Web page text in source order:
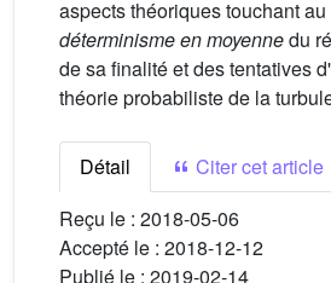
aspects théoriques touchant
déterminisme en moyennedu
de sa finalité et des tentatives
théorie probabiliste de la
Détail
Citer cet article
Reçu le : 2018-05-06
Accepté le : 2018-12-12
Publié le : 2019-02-14